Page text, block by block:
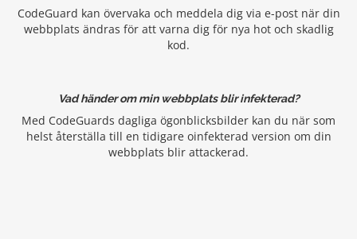
CodeGuard kan övervaka och meddela dig via e-post när din
webbplats ändras för att varna dig för nya hot och skadlig
kod.
Vad händer om min webbplats blir infekterad?
Med CodeGuards dagliga ögonblicksbilder kan du när som
helst återställa till en tidigare oinfekterad version om din
webbplats blir attackerad.